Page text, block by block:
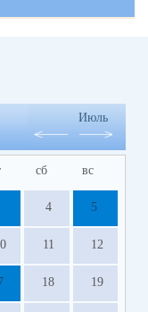
Июль
сб вс
4 5
11 12
18 19